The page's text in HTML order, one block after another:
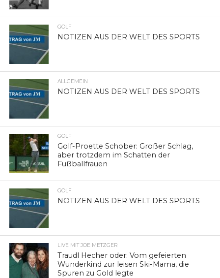
GOLF
NOTIZEN AUS DER WELT DES SPORTS
ALLGEMEIN
NOTIZEN AUS DER WELT DES SPORTS
GOLF
Golf-Proette Schober: Großer Schlag,
aber trotzdem im Schatten der
Fußballfrauen
GOLF
NOTIZEN AUS DER WELT DES SPORTS
LIVE MIT JOE METZGER
Traudl Hecher oder: Vom gefeierten
Wunderkind zur leisen Ski-Mama, die
Spuren zu Gold legte